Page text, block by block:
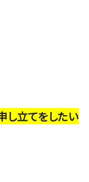
立てをしたい